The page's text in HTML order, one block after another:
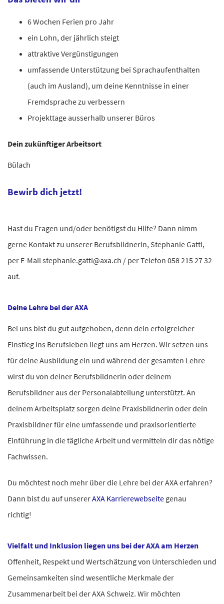
6 Wochen Ferien pro Jahr
ein Lohn, der jährlich steigt
attraktive Vergünstigungen
umfassende Unterstützung bei Sprachaufenthalten
(auch im Ausland), um deine Kenntnisse in einer
Fremdsprache zu verbessern
Projekttage ausserhalb unserer Büros
Dein zukünftiger Arbeitsort
Bülach
Bewirb dich jetzt!
Hast du Fragen und/oder benötigst du Hilfe? Dann nimm
gerne Kontakt zu unserer Berufsbildnerin, Stephanie Gatti,
per E-Mail stephanie.gatti@axa.ch / per Telefon 058 215 27 32
auf.
Deine Lehre bei der AXA
Bei uns bist du gut aufgehoben, denn dein erfolgreicher
Einstieg ins Berufsleben liegt uns am Herzen. Wir setzen uns
für deine Ausbildung ein und während der gesamten Lehre
wirst du von deiner Berufsbildnerin oder deinem
Berufsbildner aus der Personalabteilung unterstützt. An
deinem Arbeitsplatz sorgen deine Praxisbildnerin oder dein
Praxisbildner für eine umfassende und praxisorientierte
Einführung in die tägliche Arbeit und vermitteln dir das nötige
Fachwissen.
Du möchtest noch mehr über die Lehre bei der AXA erfahren?
Dann bist du auf unsererAXA Karrierewebseite genau
richtig!
Vielfalt und Inklusion liegen uns bei der AXA am Herzen
Offenheit, Respekt und Wertschätzung von Unterschieden und
Gemeinsamkeiten sind wesentliche Merkmale der
Zusammenarbeit bei der AXA Schweiz. Wir möchten